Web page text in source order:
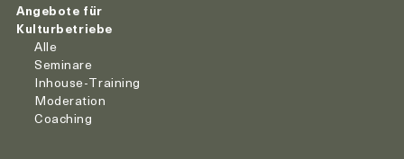
Angebote für
Kulturbetriebe
Alle
Seminare
Inhouse-Training
Moderation
Coaching